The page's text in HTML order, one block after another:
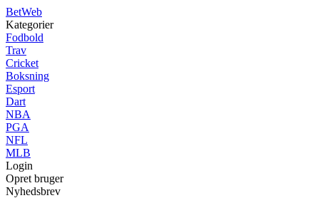
BetWeb
Kategorier
Fodbold
Trav
Cricket
Boksning
Esport
Dart
NBA
PGA
NFL
MLB
Login
Opret bruger
Nyhedsbrev